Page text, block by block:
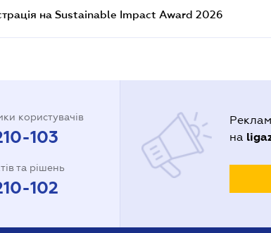
на Sustainable Impact Award 2026
користувачів
103
та рішень
102
на